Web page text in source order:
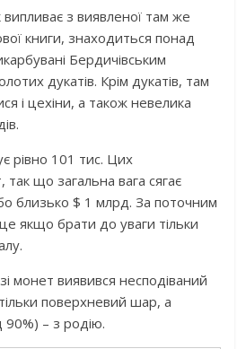
з виявленої там же
книги, знаходиться понад
Бердичівським
дукатів. Крім дукатів, там
і цехіни, а також невелика
рівно 101 тис. Цих
що загальна вага сягає
близько $ 1 млрд. За поточним
якщо брати до уваги тільки
монет виявився несподіваний
поверхневий шар, а
– з родію.